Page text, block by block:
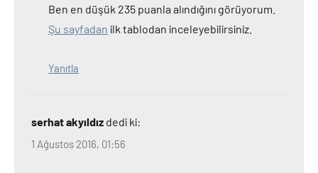
Ben en düşük 235 puanla alındığını görüyorum.
Şu sayfadan ilk tablodan inceleyebilirsiniz.
Yanıtla
serhat akyıldız dedi ki:
1 Ağustos 2016, 01:56